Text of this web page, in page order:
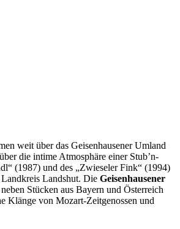
weit über das Geisenhausener Umland
die intime Atmosphäre einer Stub’n-
(1987) und des „Zwieseler Fink“ (1994)
Landshut. Die Geisenhausener
Stücken aus Bayern und Österreich
Klänge von Mozart-Zeitgenossen und